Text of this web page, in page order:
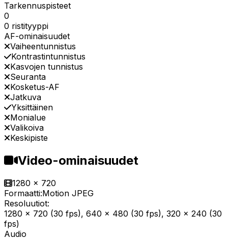
Tarkennuspisteet
0
0 ristityyppi
AF-ominaisuudet
Vaiheentunnistus
Kontrastintunnistus
Kasvojen tunnistus
Seuranta
Kosketus-AF
Jatkuva
Yksittäinen
Monialue
Valikoiva
Keskipiste
Video-ominaisuudet
1280 x 720
Formaatti:Motion JPEG
Resoluutiot:
1280 x 720 (30 fps), 640 x 480 (30 fps), 320 x 240 (30
fps)
Audio